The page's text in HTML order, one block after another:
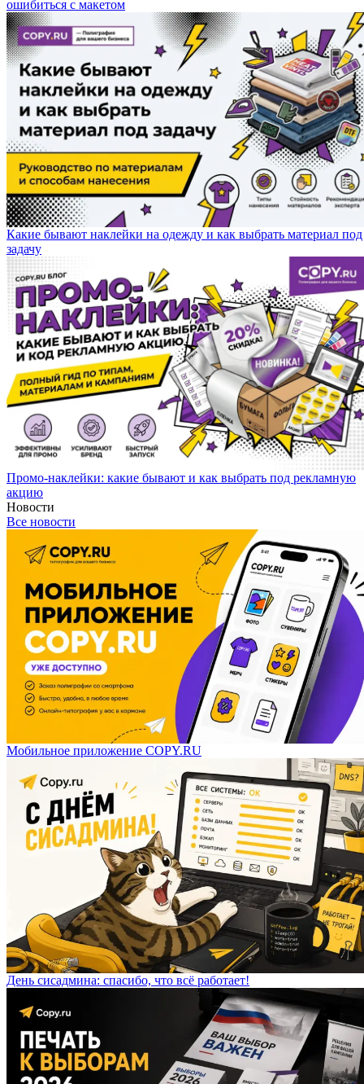
ошибиться с макетом
Какие бывают наклейки на одежду и как выбрать материал под
задачу
Промо-наклейки: какие бывают и как выбрать под рекламную
акцию
Новости
Все новости
Мобильное приложение COPY.RU
День сисадмина: спасибо, что всё работает!